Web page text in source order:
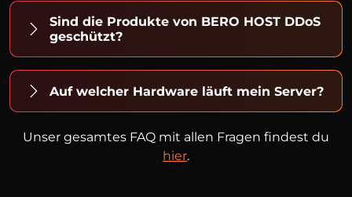
Sind die Produkte von BERO HOST DDoS
geschützt?
Auf welcher Hardware läuft mein Server?
Unser gesamtes FAQ mit allen Fragen findest du
hier.